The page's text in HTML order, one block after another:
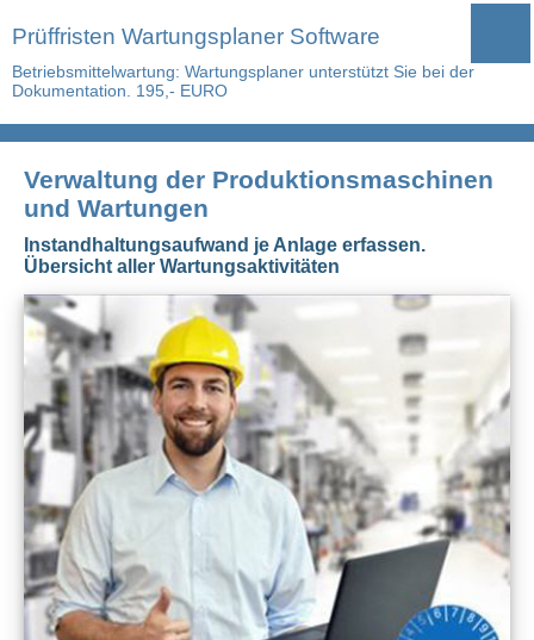
Prüffristen Wartungsplaner Software
Betriebsmittelwartung: Wartungsplaner unterstützt Sie bei der
Dokumentation. 195,- EURO
Verwaltung der Produktionsmaschinen
und Wartungen
Instandhaltungsaufwand je Anlage erfassen.
Übersicht aller Wartungsaktivitäten